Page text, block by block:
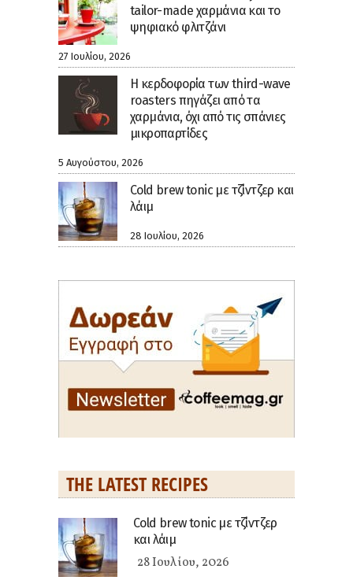
tailor-made χαρμάνια και το
ψηφιακό φλιτζάνι
27 Ιουλίου, 2026
Η κερδοφορία των third-wave
roasters πηγάζει από τα
χαρμάνια, όχι από τις σπάνιες
μικροπαρτίδες
5 Αυγούστου, 2026
Cold brew tonic με τζίντζερ και
λάιμ
28 Ιουλίου, 2026
THE LATEST RECIPES
Cold brew tonic με τζίντζερ
και λάιμ
28 Ιουλίου, 2026